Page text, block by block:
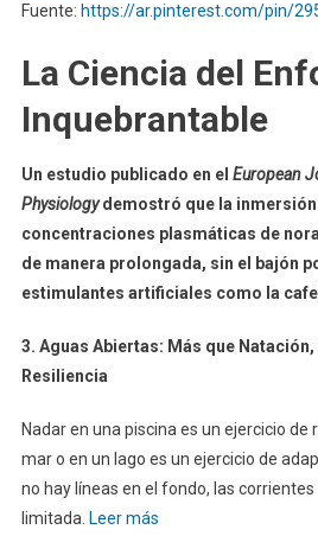
Fuente: https://ar.pinterest.com/pin/
La Ciencia del
Inquebrantable
Un estudio publicado en el European
Physiologydemostró que la inmersión
concentraciones plasmáticas de
de manera prolongada, sin el bajón
estimulantes artificiales como la
3. Aguas Abiertas: Más que Natación,
Resiliencia
Nadar en una piscina es un ejercicio de
mar o en un lago es un ejercicio de
no hay líneas en el fondo, las
limitada. Leer más